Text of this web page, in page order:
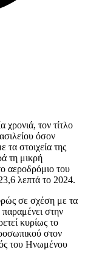
χρονιά, τον τίτλο
όσον
στοιχεία της
τη μικρή
αεροδρόμιο του
λεπτά το 2024.
σε σχέση με τα
στην
κυρίως το
στον
του Ηνωμένου